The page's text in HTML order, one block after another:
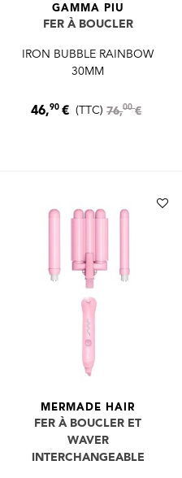
GAMMA PIU
FER À BOUCLER
IRON BUBBLE RAINBOW
30MM
46,90€ (TTC) 76,00€
MERMADE HAIR
FER À BOUCLER ET
WAVER
INTERCHANGEABLE